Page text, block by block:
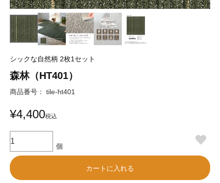
シックな自然柄 2枚1セット
森林（HT401）
商品番号 tile-ht401
¥4,400税込
カートに入れる